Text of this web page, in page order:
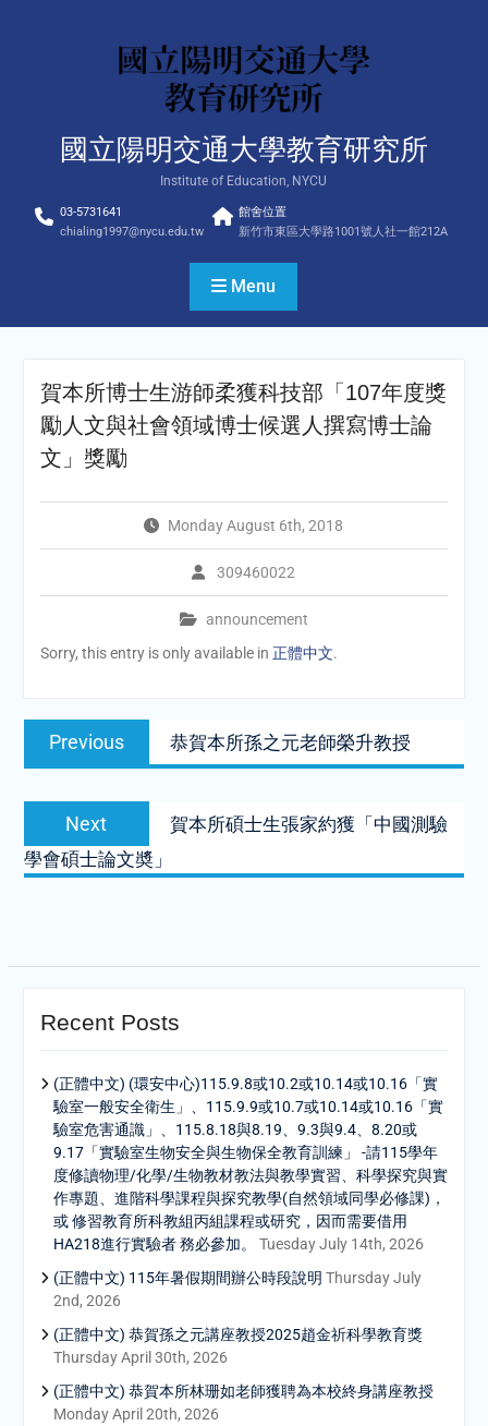
國立陽明交通大學教育研究所
Institute of Education, NYCU
03-5731641
chialing1997@nycu.edu.tw
館舍位置
新竹市東區大學路1001號人社一館212A
Menu
賀本所博士生游師柔獲科技部「107年度獎
勵人文與社會領域博士候選人撰寫博士論
文」獎勵
Monday August 6th, 2018
309460022
announcement
Sorry, this entry is only available in 正體中文.
Post
navigation
Previous
Previous
post:
恭賀本所孫之元老師榮升教授
Next
Next
post:
賀本所碩士生張家約獲「中國測驗
學會碩士論文奬」
Recent Posts
(正體中文) (環安中心)115.9.8或10.2或10.14或10.16「實
驗室一般安全衛生」、115.9.9或10.7或10.14或10.16「實
驗室危害通識」、115.8.18與8.19、9.3與9.4、8.20或
9.17「實驗室生物安全與生物保全教育訓練」 -請115學年
度修讀物理/化學/生物教材教法與教學實習、科學探究與實
作專題、進階科學課程與探究教學(自然領域同學必修課)，
或 修習教育所科教組丙組課程或研究，因而需要借用
HA218進行實驗者 務必參加。
Tuesday July 14th, 2026
(正體中文) 115年暑假期間辦公時段說明 Thursday July
2nd, 2026
(正體中文) 恭賀孫之元講座教授2025趙金祈科學教育獎
Thursday April 30th, 2026
(正體中文) 恭賀本所林珊如老師獲聘為本校終身講座教授
Monday April 20th, 2026